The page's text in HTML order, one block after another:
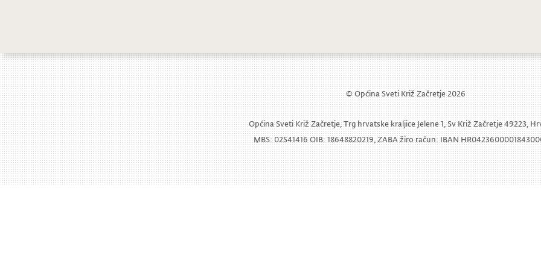
© Općina Sveti Križ Začretje 2026
Općina Sveti Križ Začretje, Trg hrvatske kraljice Jelene 1, Sv Križ Začretje 49223,
MBS: 02541416 OIB: 18648820219, ZABA žiro račun: IBAN